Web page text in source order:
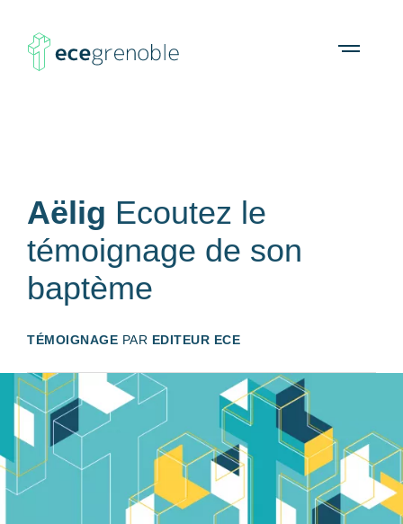
ECE
À propos Agenda RessourcesOpen
Aëlig Ecoutez le
témoignage de son
baptème
TÉMOIGNAGE PAR EDITEUR ECE